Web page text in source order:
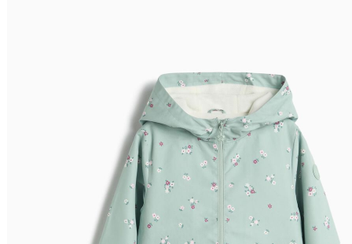
Preço Decrescente
Nome do Produto A - Z
Nome do Produto Z - A